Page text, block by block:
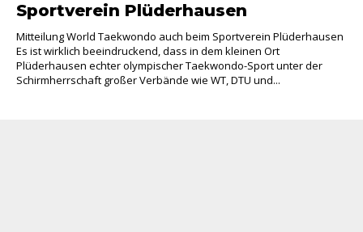
Sportverein Plüderhausen
Mitteilung World Taekwondo auch beim Sportverein Plüderhausen
Es ist wirklich beeindruckend, dass in dem kleinen Ort
Plüderhausen echter olympischer Taekwondo-Sport unter der
Schirmherrschaft großer Verbände wie WT, DTU und...